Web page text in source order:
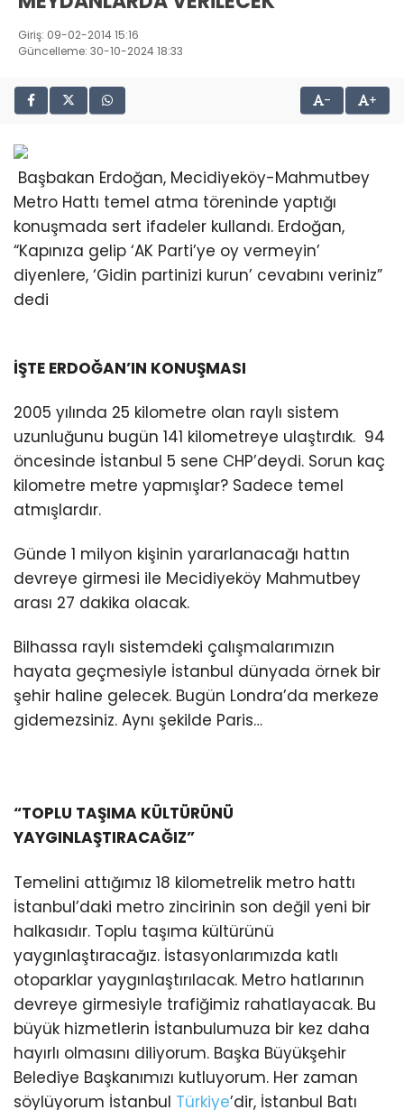
Giriş: 09-02-2014 15:16
Güncelleme: 30-10-2024 18:33
- +
Başbakan Erdoğan, Mecidiyeköy-Mahmutbey
Metro Hattı temel atma töreninde yaptığı
konuşmada sert ifadeler kullandı. Erdoğan,
“Kapınıza gelip ‘AK Parti’ye oy vermeyin’
diyenlere, ‘Gidin partinizi kurun’ cevabını veriniz”
dedi
İŞTE ERDOĞAN’IN KONUŞMASI
2005 yılında 25 kilometre olan raylı sistem
uzunluğunu bugün 141 kilometreye ulaştırdık. 94
öncesinde İstanbul 5 sene CHP’deydi. Sorun kaç
kilometre metre yapmışlar? Sadece temel
atmışlardır.
Günde 1 milyon kişinin yararlanacağı hattın
devreye girmesi ile Mecidiyeköy Mahmutbey
arası 27 dakika olacak.
Bilhassa raylı sistemdeki çalışmalarımızın
hayata geçmesiyle İstanbul dünyada örnek bir
şehir haline gelecek. Bugün Londra’da merkeze
gidemezsiniz. Aynı şekilde Paris…
“TOPLU TAŞIMA KÜLTÜRÜNÜ
YAYGINLAŞTIRACAĞIZ”
Temelini attığımız 18 kilometrelik metro hattı
İstanbul’daki metro zincirinin son değil yeni bir
halkasıdır. Toplu taşıma kültürünü
yaygınlaştıracağız. İstasyonlarımızda katlı
otoparklar yaygınlaştırılacak. Metro hatlarının
devreye girmesiyle trafiğimiz rahatlayacak. Bu
büyük hizmetlerin İstanbulumuza bir kez daha
hayırlı olmasını diliyorum. Başka Büyükşehir
Belediye Başkanımızı kutluyorum. Her zaman
söylüyorum İstanbul Türkiye’dir, İstanbul Batı